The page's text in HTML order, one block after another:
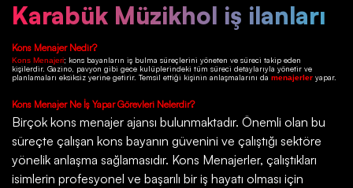
Karabük Müzikhol iş ilanları
Kons Menajer Nedir?
Kons Menajeri; kons bayanların iş bulma süreçlerini yöneten ve süreci takip eden
kişilerdir. Gazino, pavyon gibi gece kulüplerindeki tüm süreci detaylarıyla yönetir ve
planlamaları eksiksiz yerine getirir. Temsil ettiği kişinin anlaşmalarını da menajerler yapar.
Kons Menajer Ne İş Yapar Görevleri Nelerdir?
Birçok kons menajer ajansı bulunmaktadır. Önemli olan bu
süreçte çalışan kons bayanın güvenini ve çalıştığı sektöre
yönelik anlaşma sağlamasıdır. Kons Menajerler, çalıştıkları
isimlerin profesyonel ve başarılı bir iş hayatı olması için